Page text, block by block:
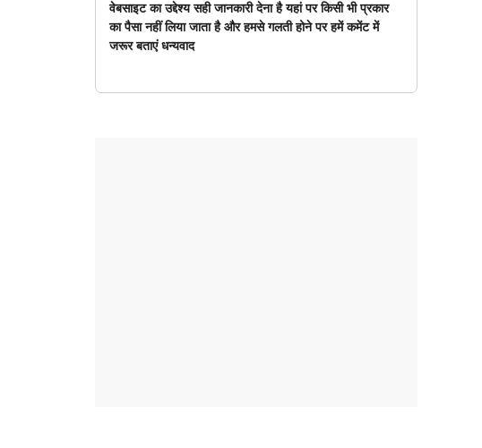
वेबसाइट का उद्देश्य सही जानकारी देना है यहां पर किसी भी प्रकार
का पैसा नहीं लिया जाता है और हमसे गलती होने पर हमें कमेंट में
जरूर बताएं धन्यवाद